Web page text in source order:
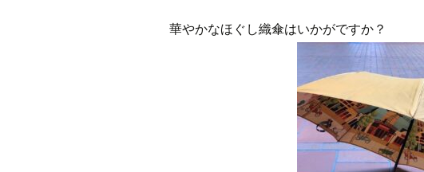
華やかなほぐし織傘はいかがですか？